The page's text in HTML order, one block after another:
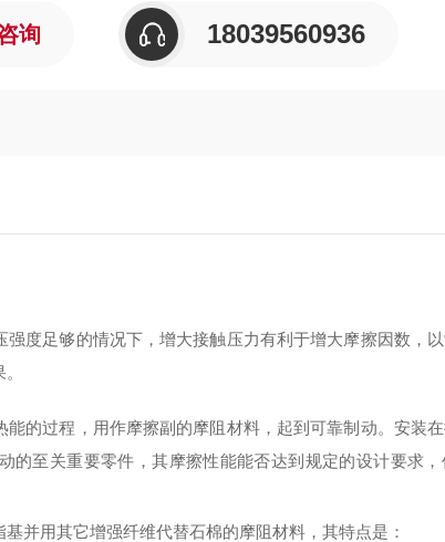
询 18039560936
强度足够的情况下 ，增大接触压力有利于增大摩擦因数，
的过程，用作摩擦副的摩阻材料， 起到可靠制动。安装
的至关重要零件，其摩擦性能能否达到规定的设计要求
并用其它增强纤维代替石棉的摩阻材料，其特点是：